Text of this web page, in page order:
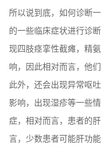
所以说到底，如何诊断
的一些临床症状进行诊
现四肢痉挛性截瘫，精
响，因此相对而言，他
此外，还会出现异常呕
影响，出现湿疹等一些
症，相对而言，患者的
言，少数患者可能肝功能